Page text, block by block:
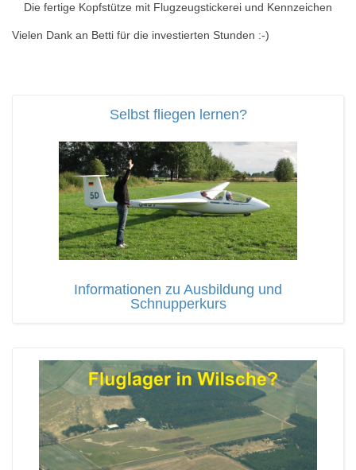
Die fertige Kopfstütze mit Flugzeugstickerei und Kennzeichen
Vielen Dank an Betti für die investierten Stunden :-)
Selbst fliegen lernen?
Informationen zu Ausbildung und
Schnupperkurs